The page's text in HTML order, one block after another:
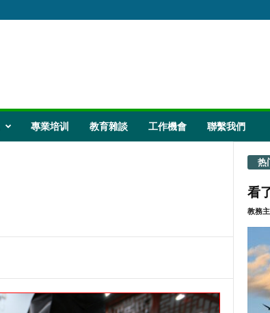
專業培训 教育雜談 工作機會 聯繫我們
热
看
教務